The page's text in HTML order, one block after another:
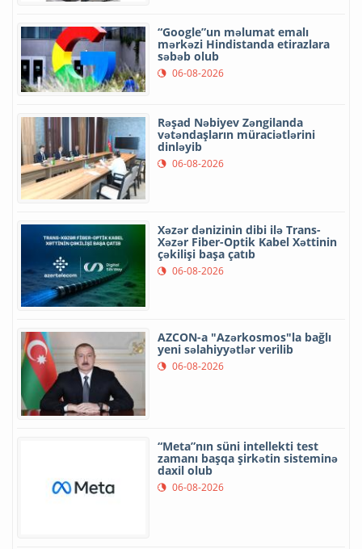
“Google”un məlumat emalı
mərkəzi Hindistanda etirazlara
səbəb olub
06-08-2026
Rəşad Nəbiyev Zəngilanda
vətəndaşların müraciətlərini
dinləyib
06-08-2026
Xəzər dənizinin dibi ilə Trans-
Xəzər Fiber-Optik Kabel Xəttinin
çəkilişi başa çatıb
06-08-2026
AZCON-a "Azərkosmos"la bağlı
yeni səlahiyyətlər verilib
06-08-2026
“Meta”nın süni intellekti test
zamanı başqa şirkətin sisteminə
daxil olub
06-08-2026